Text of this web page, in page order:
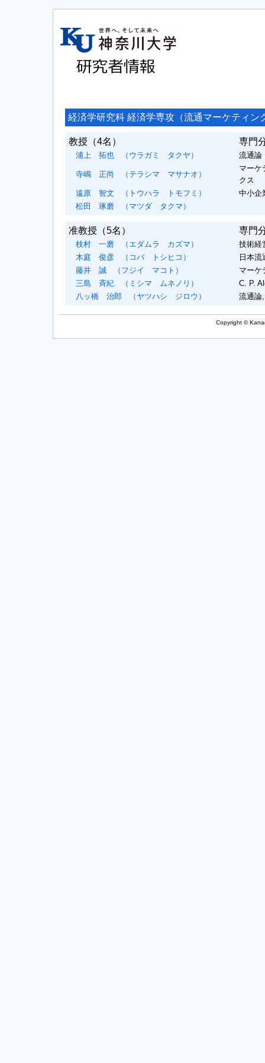
経済学研究科 経済学専攻（流通マーケティン
教授 （4名） 専門
浦上 拓也 （ウラガミ タクヤ） 流通論
寺嶋 正尚 （テラシマ マサナオ）
マーケ
クス
遠原 智文
（トウハラ トモフミ）
中小企
松田 琢磨
（マツダ タクマ）
准教授 （5名） 専門
枝村 一磨 （エダムラ カズマ）
技術経
木庭 俊彦
（コバ トシヒコ）
日本
藤井 誠
（フジイ マコト）
マーケ
三島 斉紀
（ミシマ ムネノリ）
C. P.
八ッ橋 治郎
（ヤツハシ ジロウ） 流通論
Copyright ©